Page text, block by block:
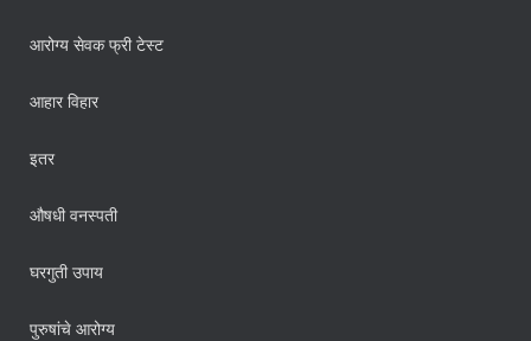
आरोग्य सेवक फ्री टेस्ट
आहार विहार
इतर
औषधी वनस्पती
घरगुती उपाय
पुरुषांचे आरोग्य